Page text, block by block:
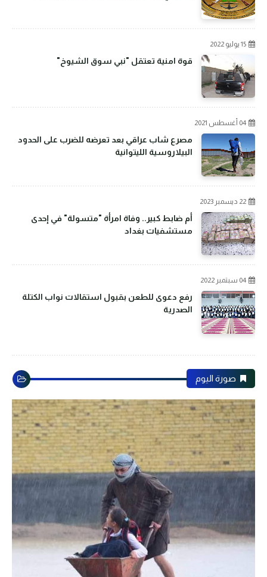
15 يوليو 2022
قوة امنية تعتقل "نبي سوق الشيوخ"
04 أغسطس 2021
مصرع شاب عراقي بعد تعرضه للضرب على الحدود
البيلاروسية الليتوانية
22 ديسمبر 2023
أم ضابط كبير.. وفاة امرأة "متسولة" في إحدى
مستشفيات بغداد
04 سبتمبر 2022
رفع دعوى للطعن بقبول استقالات نواب الكتلة
الصدرية
صورة اليوم